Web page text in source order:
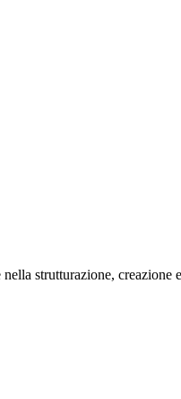
strutturazione, creazione